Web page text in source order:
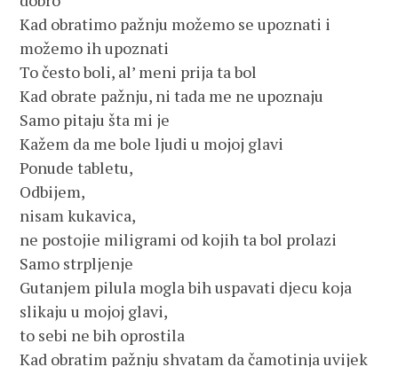
Kad obratimo pažnju možemo se upoznati i
možemo ih upoznati
To često boli, al’ meni prija ta bol
Kad obrate pažnju, ni tada me ne upoznaju
Samo pitaju šta mi je
Kažem da me bole ljudi u mojoj glavi
Ponude tabletu,
Odbijem,
nisam kukavica,
ne postojie miligrami od kojih ta bol prolazi
Samo strpljenje
Gutanjem pilula mogla bih uspavati djecu koja
slikaju u mojoj glavi,
to sebi ne bih oprostila
Kad obratim pažnju shvatam da čamotinja uvijek